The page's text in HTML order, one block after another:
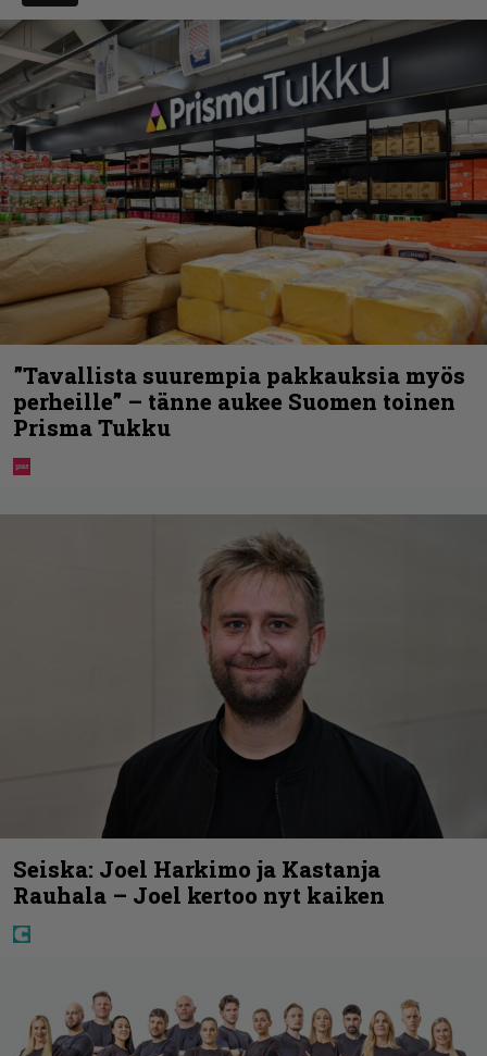
”Tavallista suurempia pakkauksia myös
perheille” – tänne aukee Suomen toinen
Prisma Tukku
Seiska: Joel Harkimo ja Kastanja
Rauhala – Joel kertoo nyt kaiken